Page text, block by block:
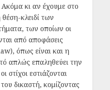
κι αν έχουμε στο
κλειδί των
των οποίων οι
από αποφάσεις
όπως είναι και η
απλώς επαληθεύει την
στίχοι εστιάζονται
δικαστή, κομίζοντας